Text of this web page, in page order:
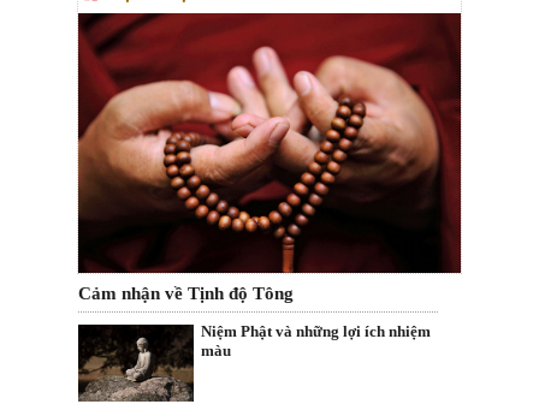
Cảm nhận về Tịnh độ Tông
Niệm Phật và những lợi ích nhiệm
màu